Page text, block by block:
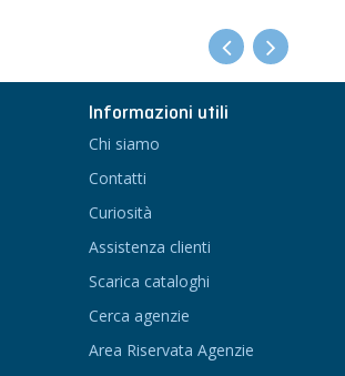
Informazioni utili
Chi siamo
Contatti
Curiosità
Assistenza clienti
Scarica cataloghi
Cerca agenzie
Area Riservata Agenzie